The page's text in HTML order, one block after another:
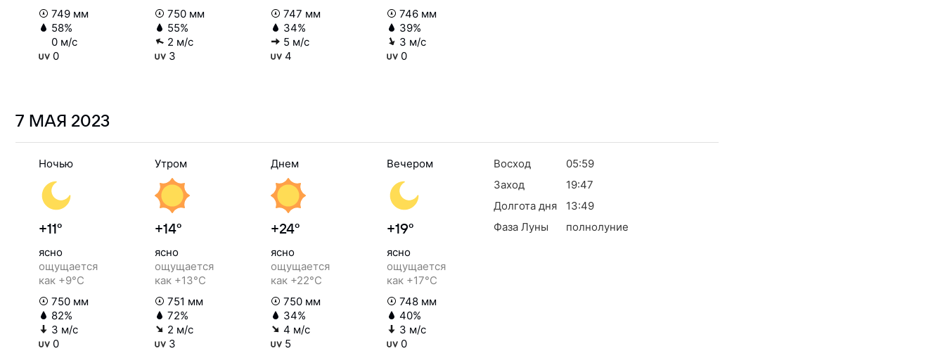
749 мм
58%
0 м/с
0
750 мм
55%
2 м/с
3
747 мм
34%
5 м/с
4
746 мм
39%
3 м/с
0
7 МАЯ 2023
Ночью
+11°
ясно
ощущается
как +9°C
750 мм
82%
3 м/с
0
Утром
+14°
ясно
ощущается
как +13°C
751 мм
72%
2 м/с
3
Днем
+24°
ясно
ощущается
как +22°C
750 мм
34%
4 м/с
5
Вечером
+19°
ясно
ощущается
как +17°C
748 мм
40%
3 м/с
0
Восход
05:59
Заход
19:47
Долгота дня
13:49
Фаза Луны
полнолуние